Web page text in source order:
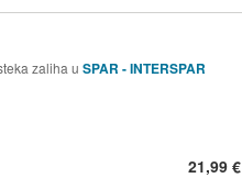
zaliha u SPAR - INTERSPAR
21,99 €